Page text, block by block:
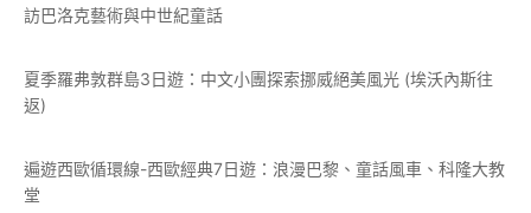
訪巴洛克藝術與中世紀童話
夏季羅弗敦群島3日遊：中文小團探索挪威絕美風光 (埃沃內斯往
返)
遍遊西歐循環線-西歐經典7日遊：浪漫巴黎、童話風車、科隆大教
堂